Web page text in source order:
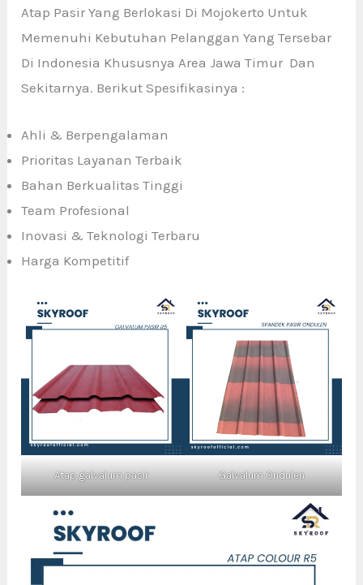
Atap Pasir Yang Berlokasi Di Mojokerto Untuk
Memenuhi Kebutuhan Pelanggan Yang Tersebar
Di Indonesia Khususnya Area Jawa Timur Dan
Sekitarnya. Berikut Spesifikasinya :
Ahli & Berpengalaman
Prioritas Layanan Terbaik
Bahan Berkualitas Tinggi
Team Profesional
Inovasi & Teknologi Terbaru
Harga Kompetitif
Atap galvalum pasir Galvalum Ondulen